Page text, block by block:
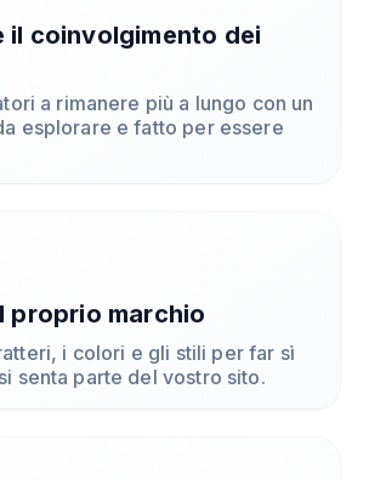
il coinvolgimento dei
a rimanere più a lungo con un
esplorare e fatto per essere
proprio marchio
i colori e gli stili per far sì
senta parte del vostro sito.